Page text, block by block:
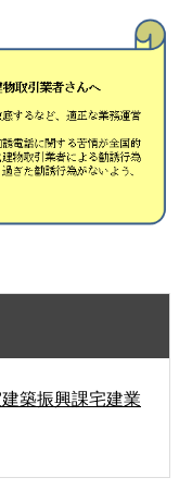
築振興課宅建業